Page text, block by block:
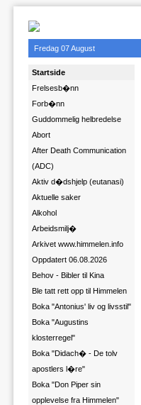
Fredag 07 August
Startside
Frelsesb�nn
Forb�nn
Guddommelig helbredelse
Abort
After Death Communication
(ADC)
Aktiv d�dshjelp (eutanasi)
Aktuelle saker
Alkohol
Arbeidsmilj�
Arkivet www.himmelen.info
Oppdatert 06.08.2026
Behov - Bibler til Kina
Ble tatt rett opp til Himmelen
Boka "Antonius' liv og livsstil"
Boka "Augustins
klosterregel"
Boka "Didach� - De tolv
apostlers l�re"
Boka "Don Piper sin
opplevelse fra Himmelen"